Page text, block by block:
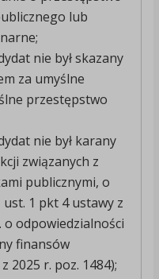
lub
nie był skazany
za umyślne
przestępstwo
nie był karany
związanych z
publicznymi, o
1 pkt 4 ustawy z
odpowiedzialności
finansów
2025 r. poz. 1484);